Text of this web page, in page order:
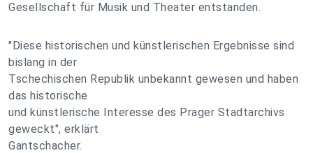
Gesellschaft für Musik und Theater entstanden.
"Diese historischen und künstlerischen Ergebnisse sind
bislang in der
Tschechischen Republik unbekannt gewesen und haben
das historische
und künstlerische Interesse des Prager Stadtarchivs
geweckt", erklärt
Gantschacher.